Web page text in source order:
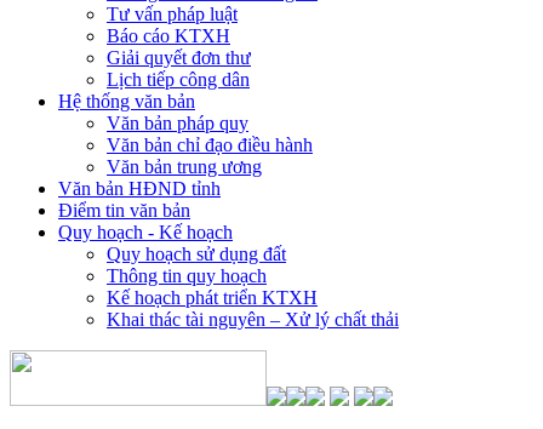
Tư vấn pháp luật
Báo cáo KTXH
Giải quyết đơn thư
Lịch tiếp công dân
Hệ thống văn bản
Văn bản pháp quy
Văn bản chỉ đạo điều hành
Văn bản trung ương
Văn bản HĐND tỉnh
Điểm tin văn bản
Quy hoạch - Kế hoạch
Quy hoạch sử dụng đất
Thông tin quy hoạch
Kế hoạch phát triển KTXH
Khai thác tài nguyên – Xử lý chất thải